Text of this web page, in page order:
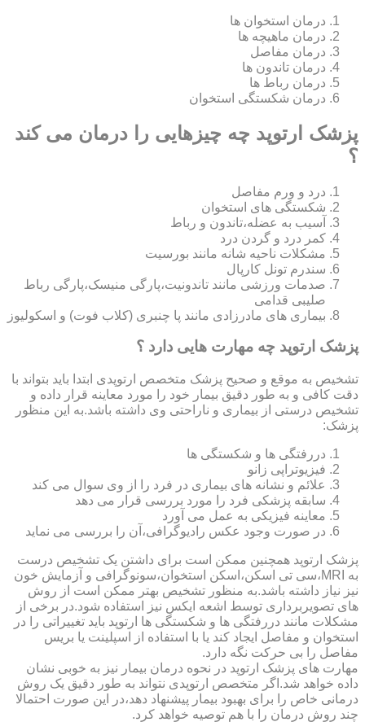
درمان استخوان ها
درمان ماهیچه ها
درمان مفاصل
درمان تاندون ها
درمان رباط ها
درمان شکستگی استخوان
پزشک ارتوپد چه چیزهایی را درمان می کند
؟
درد و ورم مفاصل
شکستگی های استخوان
آسیب به عضله،تاندون و رباط
کمر درد و گردن درد
مشکلات ناحیه شانه مانند بورسیت
سندرم تونل کارپال
صدمات ورزشی مانند تاندونیت،پارگی منیسک،پارگی رباط
صلیبی قدامی
بیماری های مادرزادی مانند پا چنبری (کلاب فوت) و اسکولیوز
پزشک ارتوپد چه مهارت هایی دارد ؟
تشخیص به موقع و صحیح پزشک متخصص ارتوپدی ابتدا باید بتواند با
دقت کافی و به طور دقیق بیمار خود را مورد معاینه قرار داده و
تشخیص درستی از بیماری و ناراحتی وی داشته باشد.به این منظور
پزشک:
دررفتگی ها و شکستگی ها
فیزیوتراپی زانو
علائم و نشانه های بیماری در فرد را از وی سوال می کند
سابقه پزشکی فرد را مورد بررسی قرار می دهد
معاینه فیزیکی به عمل می آورد
در صورت وجود عکس رادیوگرافی،آن را بررسی می‎ نماید
پزشک ارتوپد همچنین ممکن است برای داشتن یک تشخیص درست
به MRI،سی تی اسکن،اسکن استخوان،سونوگرافی و آزمایش خون
نیز نیاز داشته باشد.به منظور تشخیص بهتر ممکن است از روش
های تصویربرداری توسط اشعه ایکس نیز استفاده شود.در برخی از
مشکلات مانند دررفتگی ها و شکستگی ها ارتوپد باید تغییراتی را در
استخوان و مفاصل ایجاد کند یا با استفاده از اسپلینت یا بریس
مفاصل را بی حرکت نگه دارد.
مهارت های پزشک ارتوپد در نحوه درمان بیمار نیز به خوبی نشان
داده خواهد شد.اگر متخصص ارتوپدی نتواند به طور دقیق یک روش
درمانی خاص را برای بهبود بیمار پیشنهاد دهد،در این صورت احتمالا
چند روش درمان را با هم توصیه خواهد کرد.